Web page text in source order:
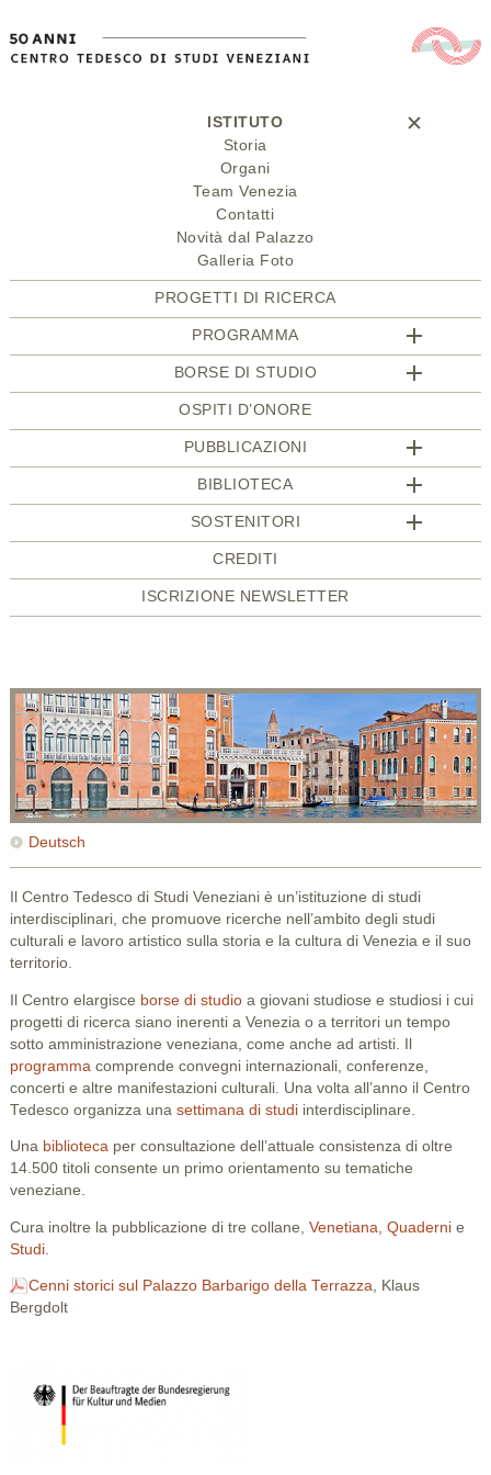
ISTITUTO
Storia
Organi
Team Venezia
Contatti
Novità dal Palazzo
Galleria Foto
PROGETTI DI RICERCA
PROGRAMMA
BORSE DI STUDIO
OSPITI D’ONORE
PUBBLICAZIONI
BIBLIOTECA
SOSTENITORI
CREDITI
ISCRIZIONE NEWSLETTER
Deutsch
Il Centro Tedesco di Studi Veneziani è un’istituzione di studi
interdisciplinari, che promuove ricerche nell’ambito degli studi
culturali e lavoro artistico sulla storia e la cultura di Venezia e il suo
territorio.
Il Centro elargisce borse di studioa giovani studiose e studiosi i cui
progetti di ricerca siano inerenti a Venezia o a territori un tempo
sotto amministrazione veneziana, come anche ad artisti. Il
programma comprende convegni internazionali, conferenze,
concerti e altre manifestazioni culturali. Una volta all’anno il Centro
Tedesco organizza una settimana di studi interdisciplinare.
Una bibliotecaper consultazione dell’attuale consistenza di oltre
14.500 titoli consente un primo orientamento su tematiche
veneziane.
Cura inoltre la pubblicazione di tre collane, Venetiana Quadernie
Studi.
Cenni storici sul Palazzo Barbarigo della Terrazza, Klaus
Bergdolt